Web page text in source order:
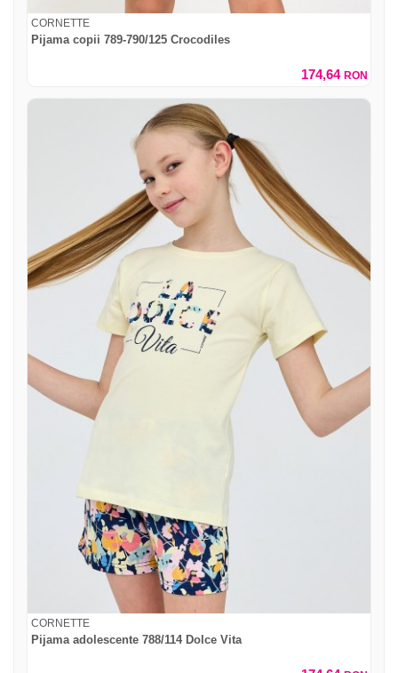
CORNETTE
Pijama copii 789-790/125 Crocodiles
174,64 RON
CORNETTE
Pijama adolescente 788/114 Dolce Vita